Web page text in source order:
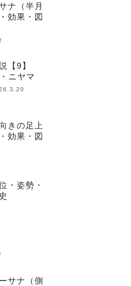
ナ（半月
効果・図
【9】
ニヤマ
きの足上
効果・図
・姿勢・
サナ（側